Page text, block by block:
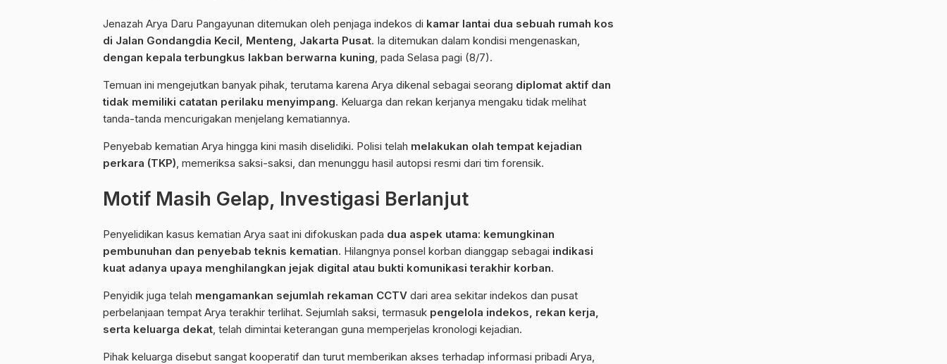
Jenazah Arya Daru Pangayunan ditemukan oleh penjaga indekos di kamar lantai dua sebuah rumah kos
di Jalan Gondangdia Kecil, Menteng, Jakarta Pusat. Ia ditemukan dalam kondisi mengenaskan,
dengan kepala terbungkus lakban berwarna kuning , pada Selasa pagi (8/7).
Temuan ini mengejutkan banyak pihak, terutama karena Arya dikenal sebagai seorang diplomat aktif dan
tidak memiliki catatan perilaku menyimpang. Keluarga dan rekan kerjanya mengaku tidak melihat
tanda-tanda mencurigakan menjelang kematiannya.
Penyebab kematian Arya hingga kini masih diselidiki. Polisi telah melakukan olah tempat kejadian
perkara (TKP) , memeriksa saksi-saksi, dan menunggu hasil autopsi resmi dari tim forensik.
Motif Masih Gelap, Investigasi Berlanjut
Penyelidikan kasus kematian Arya saat ini difokuskan pada dua aspek utama: kemungkinan
pembunuhan dan penyebab teknis kematian. Hilangnya ponsel korban dianggap sebagai indikasi
kuat adanya upaya menghilangkan jejak digital atau bukti komunikasi terakhir korban.
Penyidik juga telah mengamankan sejumlah rekaman CCTV dari area sekitar indekos dan pusat
perbelanjaan tempat Arya terakhir terlihat. Sejumlah saksi, termasuk pengelola indekos, rekan kerja,
serta keluarga dekat , telah dimintai keterangan guna memperjelas kronologi kejadian.
Pihak keluarga disebut sangat kooperatif dan turut memberikan akses terhadap informasi pribadi Arya,